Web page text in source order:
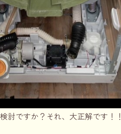
討ですか？それ、大正解です！！